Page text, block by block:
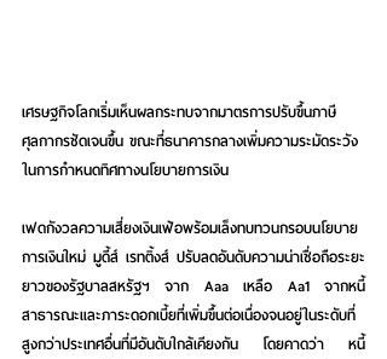
เศรษฐกิจโลกเริ่มเห็นผลกระทบจากมาตรการปรับขึ้นภาษี
ศุลกากรชัดเจนขึ้น ขณะที่ธนาคารกลางเพิ่มความระมัดระวัง
ในการกำหนดทิศทางนโยบายการเงิน
เฟดกังวลความเสี่ยงเงินเฟ้อพร้อมเล็งทบทวนกรอบนโยบาย
การเงินใหม่ มูดี้ส์ เรทติ้งส์ ปรับลดอันดับความน่าเชื่อถือระยะ
ยาวของรัฐบาลสหรัฐฯ จาก Aaa เหลือ Aa1 จากหนี้
สาธารณะและภาระดอกเบี้ยที่เพิ่มขึ้นต่อเนื่องจนอยู่ในระดับที่
สูงกว่าประเทศอื่นที่มีอันดับใกล้เคียงกัน โดยคาดว่า หนี้